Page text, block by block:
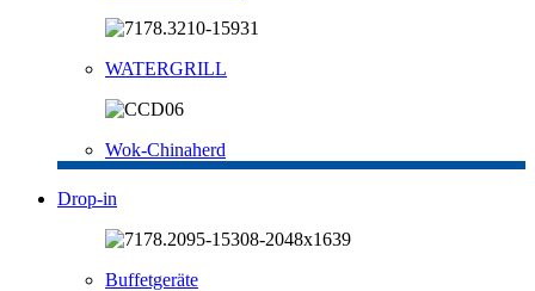
WATERGRILL
Wok-Chinaherd
Drop-in
Buffetgeräte